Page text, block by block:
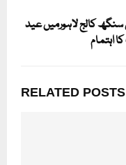
کالج لاہورمیں عید
اہتمام
RELATED POSTS